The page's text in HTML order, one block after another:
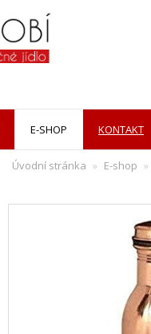
E-SHOP KONTAKT
Úvodní stránka E-shop